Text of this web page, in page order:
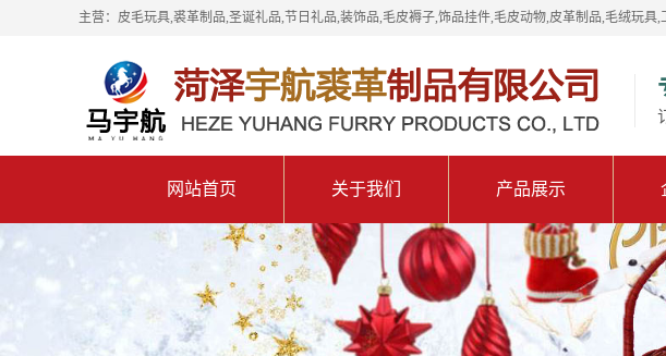
主营：皮毛玩具,裘革制品,圣诞礼品,节日礼品,装饰品,毛皮褥子,饰品挂件,毛皮动物,皮革制品,毛绒玩具
网站首页 关于我们 产品展示